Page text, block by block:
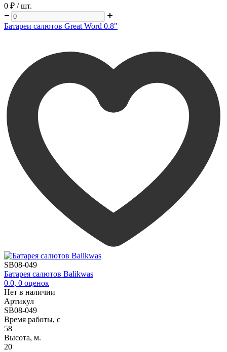
0 ₽ / шт.
Батареи салютов Great Word 0.8"
SB08-049
Батарея салютов Balikwas
0.0, 0 оценок
Нет в наличии
Артикул
SB08-049
Время работы, с
58
Высота, м.
20